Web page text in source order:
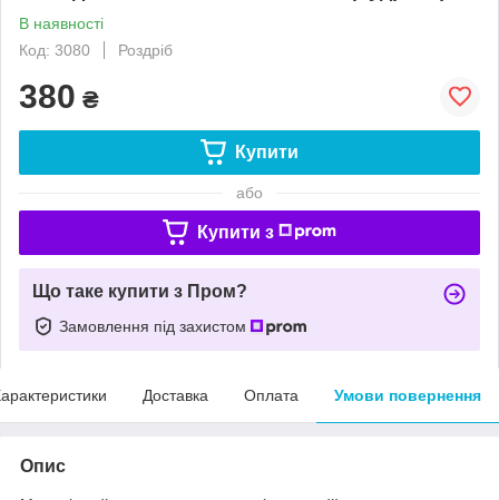
В наявності
Код: 3080
Роздріб
380 ₴
Купити
або
Купити з
Що таке купити з Пром?
Замовлення під захистом
Доставка Оплата Умови повернення
Опис